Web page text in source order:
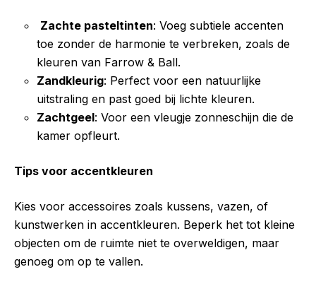
Zachte pasteltinten: Voeg subtiele accenten
toe zonder de harmonie te verbreken, zoals de
kleuren van Farrow & Ball.
Zandkleurig: Perfect voor een natuurlijke
uitstraling en past goed bij lichte kleuren.
Zachtgeel: Voor een vleugje zonneschijn die de
kamer opfleurt.
Tips voor accentkleuren
Kies voor accessoires zoals kussens, vazen, of
kunstwerken in accentkleuren. Beperk het tot kleine
objecten om de ruimte niet te overweldigen, maar
genoeg om op te vallen.